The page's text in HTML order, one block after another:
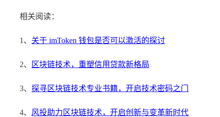
相关阅读：
1、 关于 imToken 钱包是否可以激活的探讨
2、 区块链技术，重塑信用贷款新格局
3、 探寻区块链技术专业书籍，开启技术密码之门
4、 风投助力区块链技术，开启创新与变革新时代